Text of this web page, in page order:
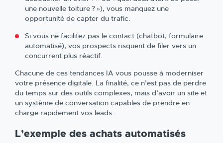
une nouvelle toiture ? »), vous manquez une
opportunité de capter du trafic.
Si vous ne facilitez pas le contact (chatbot, formulaire
automatisé), vos prospects risquent de filer vers un
concurrent plus réactif.
Chacune de ces tendances IA vous pousse à moderniser
votre présence digitale. La finalité, ce n’est pas de perdre
du temps sur des outils complexes, mais d’avoir un site et
un système de conversation capables de prendre en
charge rapidement vos leads.
L’exemple des achats automatisés